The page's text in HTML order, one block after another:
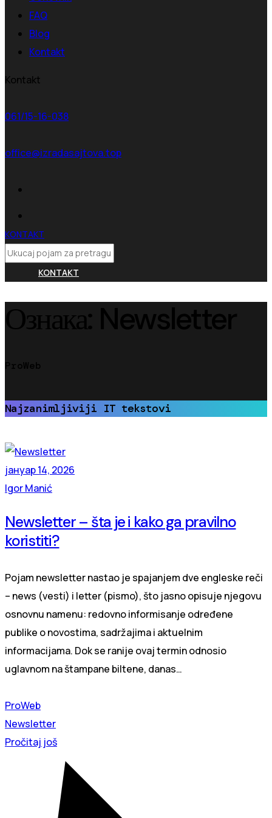
FAQ
Blog
Kontakt
Kontakt
061/15-16-038
office@izradasajtova.top
KONTAKT
KONTAKT
Ознака: Newsletter
ProWeb
Najzanimljiviji IT tekstovi
јануар 14, 2026
Igor Manić
Newsletter – šta je i kako ga pravilno
koristiti?
Pojam newsletter nastao je spajanjem dve engleske reči
– news (vesti) i letter (pismo), što jasno opisuje njegovu
osnovnu namenu: redovno informisanje određene
publike o novostima, sadržajima i aktuelnim
informacijama. Dok se ranije ovaj termin odnosio
uglavnom na štampane biltene, danas…
ProWeb
Newsletter
Pročitaj još